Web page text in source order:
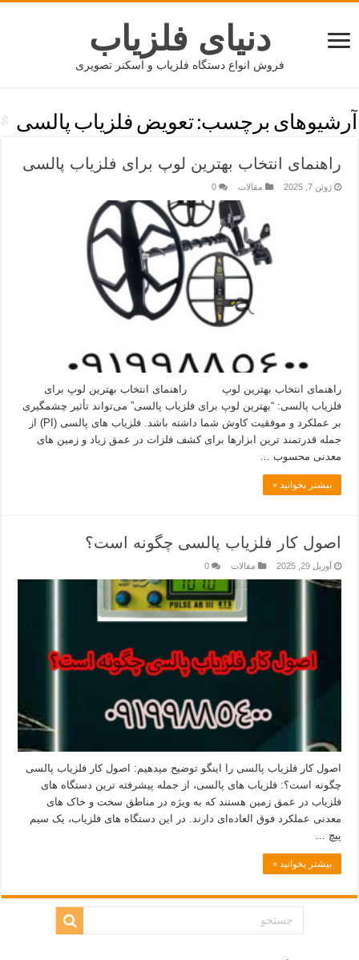
دنیای فلزیاب
فروش انواع دستگاه فلزیاب و اسکنر تصویری
آرشیوهای برچسب:تعویض فلزیاب پالسی
راهنمای انتخاب بهترین لوپ برای فلزیاب پالسی
ژوئن 7, 2025 مقالات 0
راهنمای انتخاب بهترین لوپ راهنمای انتخاب بهترین لوپ برای
فلزیاب پالسی: “بهترین لوپ برای فلزیاب پالسی” می‌تواند تأثیر چشمگیری
بر عملکرد و موفقیت کاوش شما داشته باشد. فلزیاب‌ های پالسی (PI) از
جمله قدرتمند ترین ابزارها برای کشف فلزات در عمق زیاد و زمین‌ های
معدنی محسوب …
بیشتر بخوانید »
اصول کار فلزیاب پالسی چگونه است؟
آوریل 29, 2025 مقالات 0
اصول کار فلزیاب پالسی را اینگو توضیح میدهیم: اصول کار فلزیاب پالسی
چگونه است؟: فلزیاب‌ های پالسی، از جمله پیشرفته‌ ترین دستگاه های
فلزیاب در عمق زمین هستند که به‌ ویژه در مناطق سخت و خاک‌ های
معدنی عملکرد فوق‌ العاده‌ای دارند. در این دستگاه های فلزیاب، یک سیم‌
پیچ …
بیشتر بخوانید »